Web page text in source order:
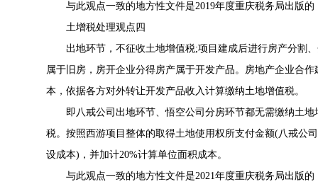
与此观点一致的地方性文件是2019年度重庆税务局出版的
土增税处理观点四
出地环节，不征收土地增值税;项目建成后进行房产分割、
属于旧房，房开企业分得房产属于开发产品。房地产企业合
本，依据各方对外转让开发产品收入计算缴纳土地增值税。
即八戒公司出地环节、悟空公司分房环节都无需缴纳土地
税。按照西游项目整体的取得土地使用权所支付金额(八戒公
设成本)，并加计20%计算单位面积成本。
与此观点一致的地方性文件是2021年度重庆税务局出版的